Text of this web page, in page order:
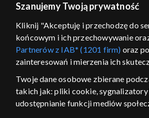
Sezony i odcinki
Rekomendowane
Szanujemy Twoją prywatność
Kliknij "Akceptuję i przechodzę do
końcowym i ich przechowywanie
Partnerów z IAB* (1201 firm) oraz
zainteresowań i mierzenia ich
Twoje dane osobowe zbierane
takich jak: pliki cookie, sygnalizatory
udostępnianie funkcji mediów